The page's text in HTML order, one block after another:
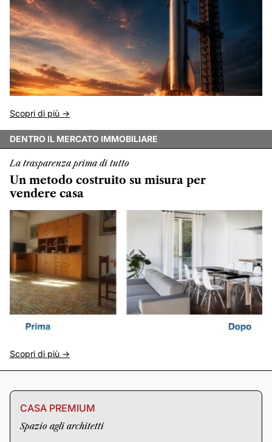
Scopri di più ->
DENTRO IL MERCATO IMMOBILIARE
La trasparenza prima di tutto
Un metodo costruito su misura per
vendere casa
Scopri di più ->
CASA PREMIUM
Spazio agli architetti